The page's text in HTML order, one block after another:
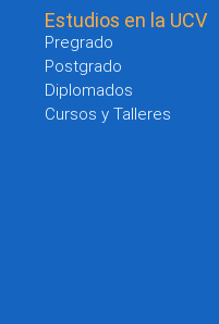
Estudios en la UCV
Pregrado
Postgrado
Diplomados
Cursos y Talleres